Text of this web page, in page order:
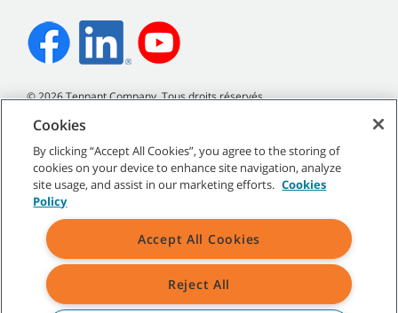
©2026Tennant Company. Tous droits réservés.
Plan du site|Politiques générales|Conditions d’utilisation
Conditions de vente
Toutes les marques de commerce et tous les logos de Tennant
indiqués sont la propriété de Tennant Company et/ou de ses
Cookies
By clicking “Accept All Cookies”, you agree to the storing of
cookies on your device to enhance site navigation, analyze
site usage, and assist in our marketing efforts. Cookies
Policy
Accept All Cookies
Reject All